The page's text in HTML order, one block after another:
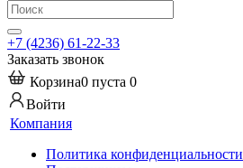
+7 (4236) 61-22-33
Заказать звонок
Корзина0 пуста 0
Войти
Компания
Политика конфиденциальности